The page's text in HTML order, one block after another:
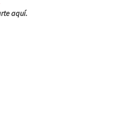
aquí.